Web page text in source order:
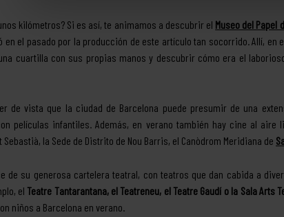
kilómetros? Si es así, te animamos a descubrir el Museo del Papel
en el pasado por la producción de este artículo tan socorrido. Allí, en
cuartilla con sus propias manos y descubrir cómo era el
de vista que la ciudad de Barcelona puede presumir de una
películas infantiles. Además, en verano también hay cine al
Sebastià, la Sede de Distrito de Nou Barris, el Canòdrom Meridiana de
de su generosa cartelera teatral, con teatros que dan cabida a
el Teatre Tantarantana, el Teatreneu, el Teatre Gaudí o la Sala Arts
niños a Barcelona en verano.